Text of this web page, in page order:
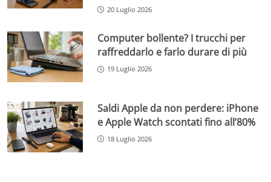
20 Luglio 2026
Computer bollente? I trucchi per
raffreddarlo e farlo durare di più
19 Luglio 2026
Saldi Apple da non perdere: iPhone
e Apple Watch scontati fino all’80%
18 Luglio 2026